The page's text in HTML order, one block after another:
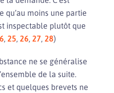
moins une partie
inspectable plutôt que
6, 25, 26, 27, 28)
ne se généralise
de la suite.
et quelques brevets ne